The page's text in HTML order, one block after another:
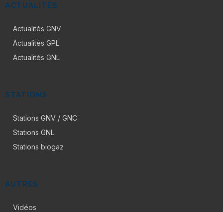
ACTUALITÉS
Actualités GNV
Actualités GPL
Actualités GNL
STATIONS
Stations GNV / GNC
Stations GNL
Stations biogaz
AUTRES
Vidéos